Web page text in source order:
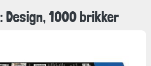
Design, 1000 brikker